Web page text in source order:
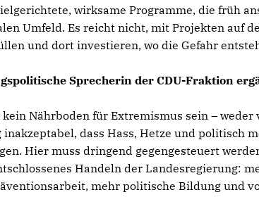
wirksame Programme, die früh
Umfeld. Es reicht nicht, mit Projekten auf
und dort investieren, wo die Gefahr
Sprecherin der CDU-Fraktion
Nährboden für Extremismus sein – weder
dass Hass, Hetze und politisch
Hier muss dringend gegengesteuert
Handeln der Landesregierung:
mehr politische Bildung und